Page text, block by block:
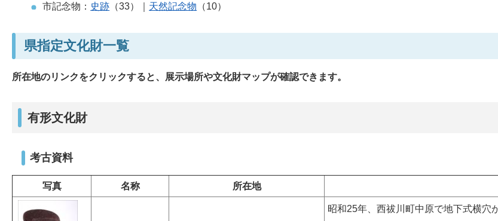
市記念物： 史跡 （33）｜ 天然記念物 （10）
県指定文化財一覧
所在地のリンクをクリックすると、展示場所や文化財マップが確認できます。
有形文化財
考古資料
写真 名称 所在地
昭和25年、西祓川町中原で地下式横穴